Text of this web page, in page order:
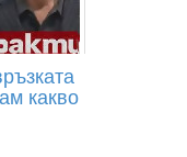
какво